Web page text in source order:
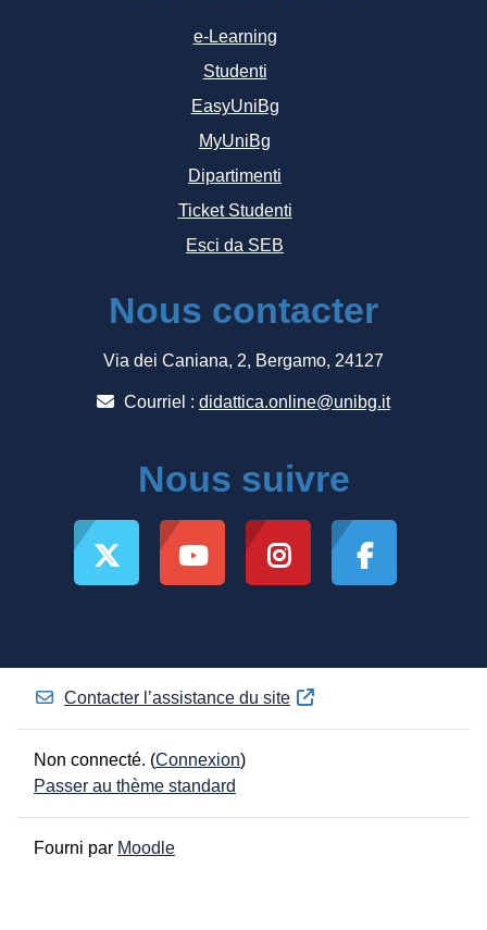
e-Learning
Studenti
EasyUniBg
MyUniBg
Dipartimenti
Ticket Studenti
Esci da SEB
Nous contacter
Via dei Caniana, 2, Bergamo, 24127
Courriel : didattica.online@unibg.it
Nous suivre
Contacter l’assistance du site
Non connecté. (Connexion)
Passer au thème standard
Fourni par Moodle